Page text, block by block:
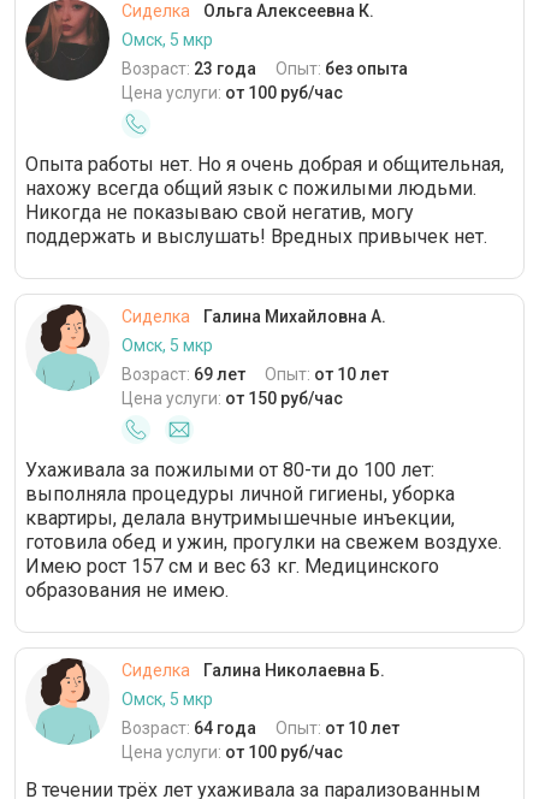
Сиделка
Ольга Алексеевна К.
Омск, 5 мкр
Возраст: 23 года Опыт: без опыта
Цена услуги: от 100 руб/час
Опыта работы нет. Но я очень добрая и общительная,
нахожу всегда общий язык с пожилыми людьми.
Никогда не показываю свой негатив, могу
поддержать и выслушать! Вредных привычек нет.
Сиделка
Галина Михайловна А.
Омск, 5 мкр
Возраст: 69 лет Опыт: от 10 лет
Цена услуги: от 150 руб/час
Ухаживала за пожилыми от 80-ти до 100 лет:
выполняла процедуры личной гигиены, уборка
квартиры, делала внутримышечные инъекции,
готовила обед и ужин, прогулки на свежем воздухе.
Имею рост 157 см и вес 63 кг. Медицинского
образования не имею.
Сиделка
Галина Николаевна Б.
Омск, 5 мкр
Возраст: 64 года Опыт: от 10 лет
Цена услуги: от 100 руб/час
В течении трёх лет ухаживала за парализованным